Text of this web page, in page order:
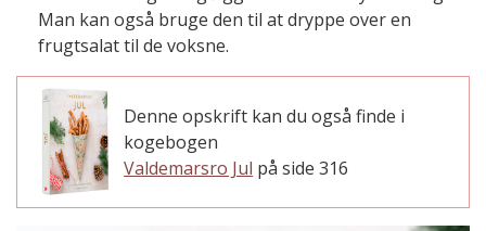
Man kan også bruge den til at dryppe over en
frugtsalat til de voksne.
Denne opskrift kan du også finde i
kogebogen
Valdemarsro Jul på side 316